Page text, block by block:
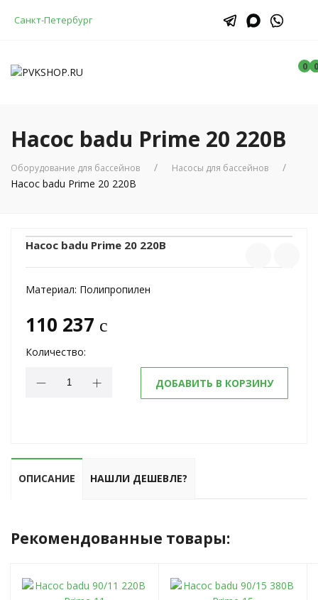
Санкт-Петербург
0 0
0
Насос badu Prime 20 220В
Оборудование для бассейнов Насосы для бассейнов
Насос badu Prime 20 220В
Насос badu Prime 20 220В
Материал: Полипропилен
110 237 c
Количество:
ДОБАВИТЬ В КОРЗИНУ
ОПИСАНИЕ НАШЛИ ДЕШЕВЛЕ?
Рекомендованные товары: